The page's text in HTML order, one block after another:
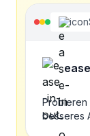
Probieren
besseres